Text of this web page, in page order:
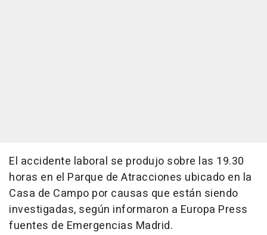
El accidente laboral se produjo sobre las 19.30
horas en el Parque de Atracciones ubicado en la
Casa de Campo por causas que están siendo
investigadas, según informaron a Europa Press
fuentes de Emergencias Madrid.